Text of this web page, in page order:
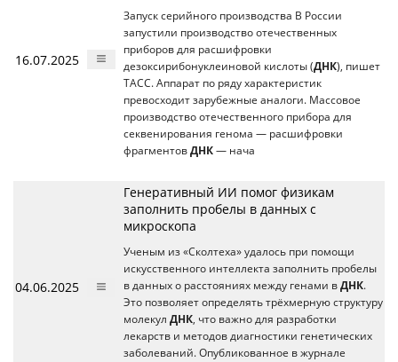
16.07.2025
Запуск серийного производства В России
запустили производство отечественных
приборов для расшифровки
дезоксирибонуклеиновой кислоты (ДНК), пишет
ТАСС. Аппарат по ряду характеристик
превосходит зарубежные аналоги. Массовое
производство отечественного прибора для
секвенирования генома — расшифровки
фрагментов ДНК — нача
04.06.2025
Генеративный ИИ помог физикам
заполнить пробелы в данных с
микроскопа
Ученым из «Сколтеха» удалось при помощи
искусственного интеллекта заполнить пробелы
в данных о расстояниях между генами в ДНК.
Это позволяет определять трёхмерную структуру
молекул ДНК, что важно для разработки
лекарств и методов диагностики генетических
заболеваний. Опубликованное в журнале